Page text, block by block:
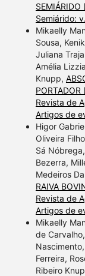
SEMIÁRIDO
Semiárido:
Mikaelly
Sousa,
Juliana
Amélia
Knupp,
PORTADOR
Revista de
Artigos de
Higor
Oliveira
Sá
Bezerra,
Medeiros
RAIVA
Revista de
Artigos de
Mikaelly
de
Ferreira,
Ribeiro